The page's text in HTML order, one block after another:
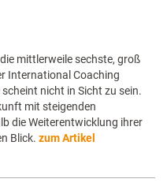
mittlerweile sechste, groß
International Coaching
nicht in Sicht zu sein.
mit steigenden
die Weiterentwicklung ihrer
Blick. zum Artikel